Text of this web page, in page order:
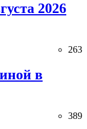
2026
263
в
389